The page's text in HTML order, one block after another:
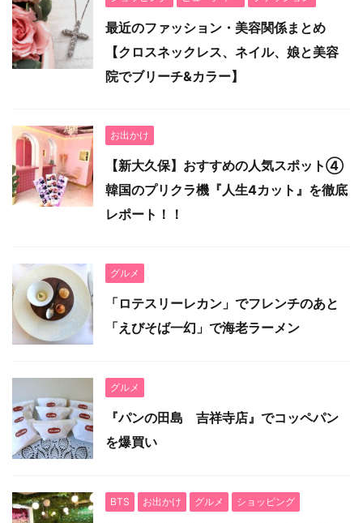
最近のファッション・美容関係まとめ
【クロスネックレス、ネイル、娘と美容
院でブリーチ&カラー】
お出かけ
【新大久保】おすすめの人気スポット④
韓国のプリクラ機『人生4カット』を徹底
レポート！！
グルメ
「ロテスリーレカン」でフレンチのあと
「えびそば一幻」で海老ラーメン
グルメ
『パンの田島 吉祥寺店』でコッペパン
を爆買い
BTS お出かけ グルメ ショッピング